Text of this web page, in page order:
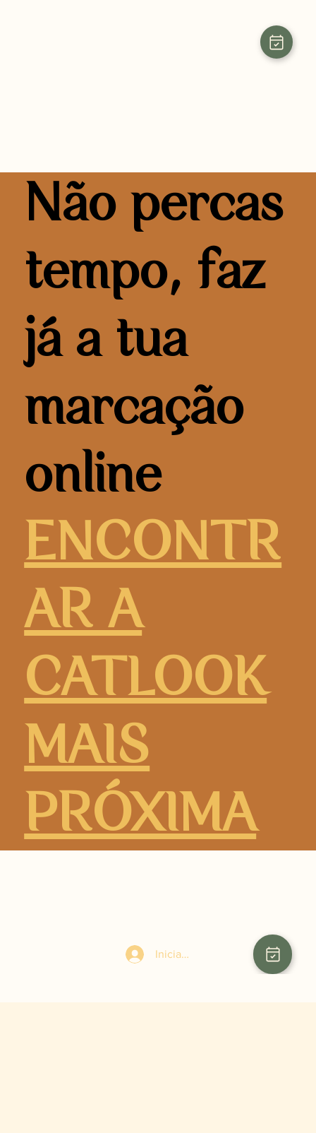
Não percas
tempo, faz
já a tua
marcação
online
ENCONTR
AR A
CATLOOK
MAIS
PRÓXIMA
Iniciar sesión